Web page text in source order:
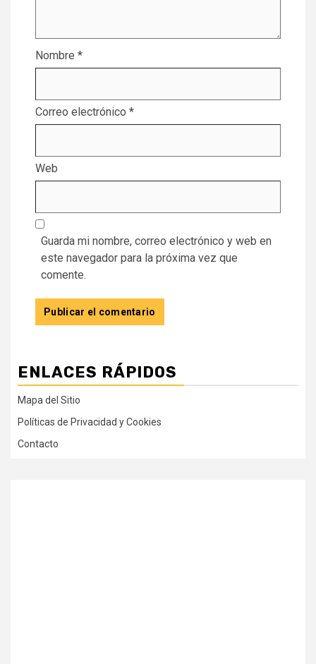
Nombre *
Correo electrónico *
Web
Guarda mi nombre, correo electrónico y web en
este navegador para la próxima vez que
comente.
ENLACES RÁPIDOS
Mapa del Sitio
Políticas de Privacidad y Cookies
Contacto